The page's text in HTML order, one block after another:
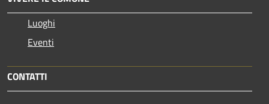
Luoghi
Eventi
CONTATTI